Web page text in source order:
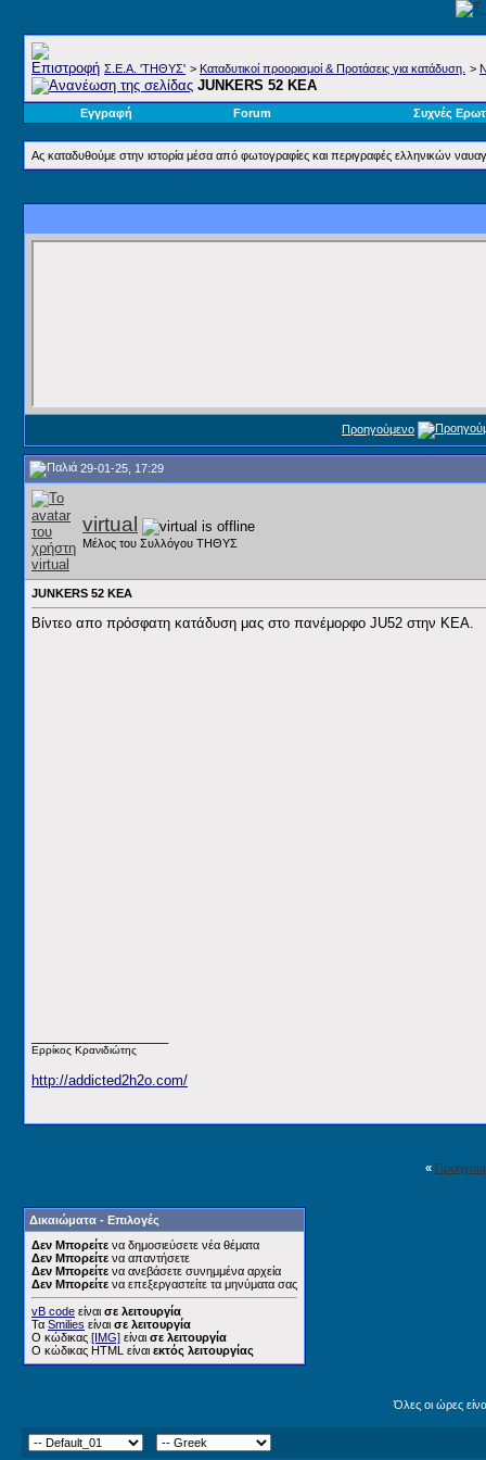
Σ.E.A. 'ΤΗΘΥΣ' > Καταδυτικοί προορισμοί & Προτάσεις για κατάδυση. >
JUNKERS 52 KEA
Εγγραφή Forum Συχνές
Ας καταδυθούμε στην ιστορία μέσα από φωτογραφίες και περιγραφές ελληνικών
Προηγούμενο
29-01-25, 17:29
virtual
Μέλος του Συλλόγου ΤΗΘΥΣ
JUNKERS 52 KEA
Βίντεο απο πρόσφατη κατάδυση μας στο πανέμορφο JU52 στην ΚΕΑ.
Ερρίκος Κρανιδιώτης
http://addicted2h2o.com/
«
Δικαιώματα - Επιλογές
Δεν Μπορείτε να δημοσιεύσετε νέα θέματα
Δεν Μπορείτε να απαντήσετε
Δεν Μπορείτε να ανεβάσετε συνημμένα αρχεία
Δεν Μπορείτε να επεξεργαστείτε τα μηνύματα σας
vB code είναι σε λειτουργία
Τα Smilies είναι σε λειτουργία
Ο κώδικας [IMG] είναι σε λειτουργία
Ο κώδικας HTML είναι εκτός λειτουργίας
Όλες οι ώρες